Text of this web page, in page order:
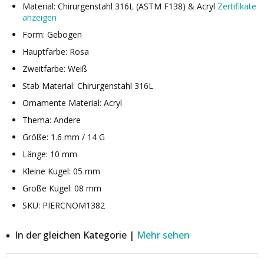
Material: Chirurgenstahl 316L (ASTM F138) & Acryl Zertifikate
anzeigen
Form: Gebogen
Hauptfarbe: Rosa
Zweitfarbe: Weiß
Stab Material: Chirurgenstahl 316L
Ornamente Material: Acryl
Thema: Andere
Größe: 1.6 mm / 14 G
Länge: 10 mm
Kleine Kugel: 05 mm
Große Kugel: 08 mm
SKU: PIERCNOM1382
In der gleichen Kategorie | Mehr sehen